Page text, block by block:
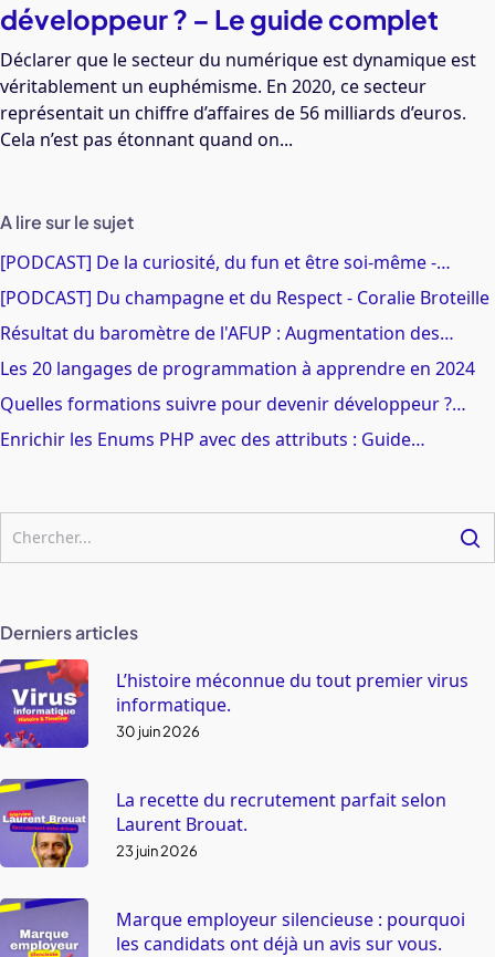
développeur ? – Le guide complet
Déclarer que le secteur du numérique est dynamique est
véritablement un euphémisme. En 2020, ce secteur
représentait un chiffre d’affaires de 56 milliards d’euros.
Cela n’est pas étonnant quand on...
A lire sur le sujet
[PODCAST] De la curiosité, du fun et être soi-même -…
[PODCAST] Du champagne et du Respect - Coralie Broteille
Résultat du baromètre de l'AFUP : Augmentation des…
Les 20 langages de programmation à apprendre en 2024
Quelles formations suivre pour devenir développeur ?…
Enrichir les Enums PHP avec des attributs : Guide…
Derniers articles
L’histoire méconnue du tout premier virus
informatique.
30 juin 2026
La recette du recrutement parfait selon
Laurent Brouat.
23 juin 2026
Marque employeur silencieuse : pourquoi
les candidats ont déjà un avis sur vous.